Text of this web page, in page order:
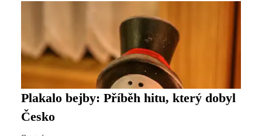
Plakalo bejby: Příběh hitu, který dobyl
Česko